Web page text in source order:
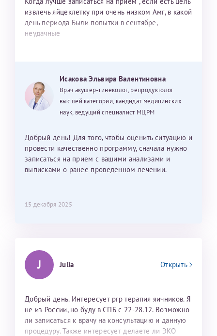
извлечь яйцеклетку при очень низком Амг, в какой
день периода Были попытки в сентябре,
неудачные
Исакова Эльвира Валентиновна
Врач акушер-гинеколог, репродуктолог
высшей категории, кандидат медицинских
наук, ведущий специалист МЦРМ
Добрый день! Для того, чтобы оценить ситуацию и
провести качественно программу, сначала нужно
записаться на прием с вашими анализами и
выписками о ранее проведенном лечении.
15 декабря 2025
J Julia Открыть
Добрый день. Интересует prp терапия яичников. Я
не из России, но буду в СПБ с 22-28.12. Возможно
ли записаться к врачу на консультацию и данную
процедуру. Также интересует делаете ли ЭКО